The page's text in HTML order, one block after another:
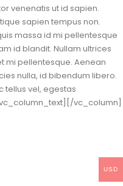
venenatis ut id sapien.
sapien tempus non.
massa id mi pellentesque
id blandit. Nullam ultrices
mi pellentesque. Aenean
nulla, id bibendum libero.
tellus vel, egestas
vc_column]
USD